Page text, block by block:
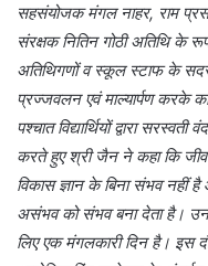
सहसंयोजक मंगल नाहर, राम
संरक्षक नितिन गोठी अतिथि के
अतिथिगणों व स्कूल स्टाफ के
प्रज्जवलन एवं माल्यार्पण करके
पश्चात विद्यार्थियों द्वारा
करते हुए श्री जैन ने कहा कि
विकास ज्ञान के बिना संभव नहीं है
असंभव को संभव बना देता है।
लिए एक मंगलकारी दिन है। इस